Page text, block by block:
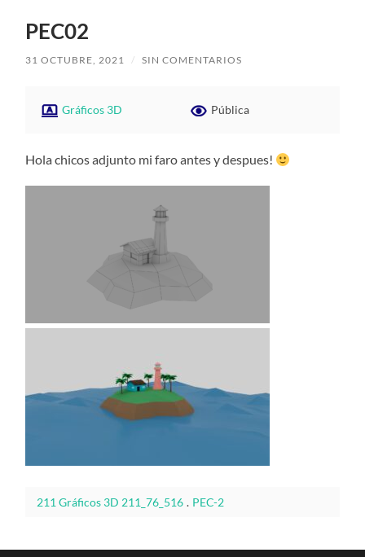
PEC02
31 OCTUBRE, 2021 / SIN COMENTARIOS
Gráficos 3D Pública
Hola chicos adjunto mi faro antes y despues!
211 Gráficos 3D 211_76_516 . PEC-2